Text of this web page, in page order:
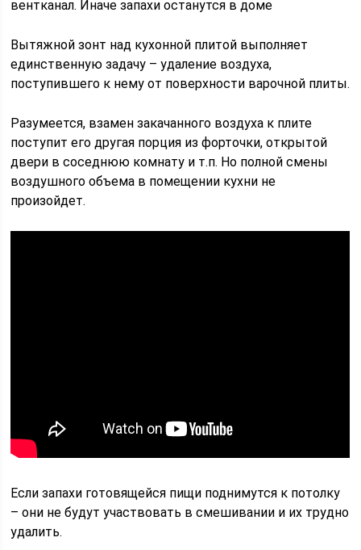
вентканал. Иначе запахи останутся в доме
Вытяжной зонт над кухонной плитой выполняет
единственную задачу – удаление воздуха,
поступившего к нему от поверхности варочной плиты.
Разумеется, взамен закачанного воздуха к плите
поступит его другая порция из форточки, открытой
двери в соседнюю комнату и т.п. Но полной смены
воздушного объема в помещении кухни не
произойдет.
Если запахи готовящейся пищи поднимутся к потолку
– они не будут участвовать в смешивании и их трудно
удалить.